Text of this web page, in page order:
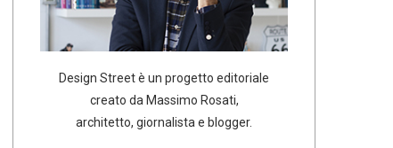
Design Street è un progetto editoriale
creato da Massimo Rosati,
architetto, giornalista e blogger.